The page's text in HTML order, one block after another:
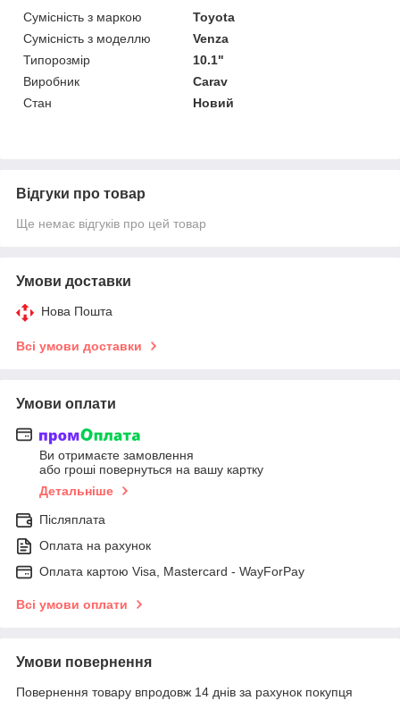
Сумісність з маркою
Toyota
Сумісність з моделлю
Venza
Типорозмір
10.1"
Виробник
Carav
Стан
Новий
Відгуки про товар
Ще немає відгуків про цей товар
Умови доставки
Нова Пошта
Всі умови доставки
Умови оплати
Ви отримаєте замовлення
або гроші повернуться на вашу картку
Детальніше
Післяплата
Оплата на рахунок
Оплата картою Visa, Mastercard - WayForPay
Всі умови оплати
Умови повернення
Повернення товару впродовж 14 днів за рахунок покупця